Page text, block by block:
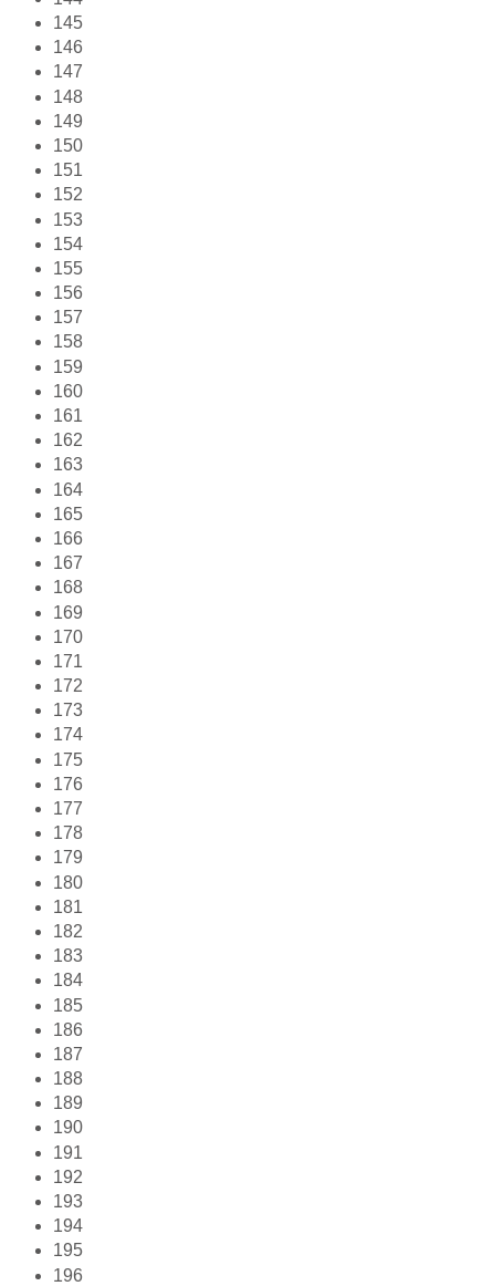
145
146
147
148
149
150
151
152
153
154
155
156
157
158
159
160
161
162
163
164
165
166
167
168
169
170
171
172
173
174
175
176
177
178
179
180
181
182
183
184
185
186
187
188
189
190
191
192
193
194
195
196